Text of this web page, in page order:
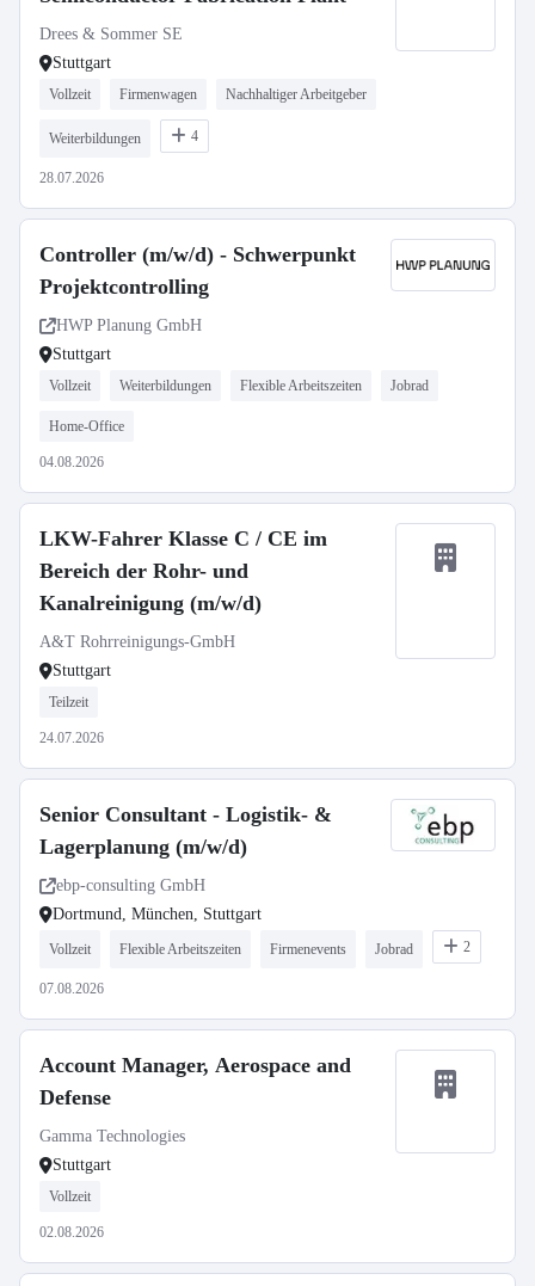
Drees & Sommer SE
Stuttgart
Vollzeit Firmenwagen Nachhaltiger Arbeitgeber
Weiterbildungen 4
28.07.2026
Controller (m/w/d) - Schwerpunkt
Projektcontrolling
HWP Planung GmbH
Stuttgart
Vollzeit Weiterbildungen Flexible Arbeitszeiten Jobrad
Home-Office
04.08.2026
LKW-Fahrer Klasse C / CE im
Bereich der Rohr- und
Kanalreinigung (m/w/d)
A&T Rohrreinigungs-GmbH
Stuttgart
Teilzeit
24.07.2026
Senior Consultant - Logistik- &
Lagerplanung (m/w/d)
ebp-consulting GmbH
Dortmund, München, Stuttgart
Vollzeit Flexible Arbeitszeiten Firmenevents Jobrad 2
07.08.2026
Account Manager, Aerospace and
Defense
Gamma Technologies
Stuttgart
Vollzeit
02.08.2026